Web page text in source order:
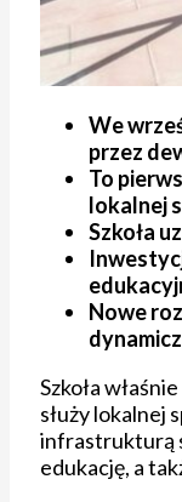
We
przez
To
lokalnej
Szkoła
Nowe
Szkoła
służy lokalnej
infrastrukturą
edukację, a